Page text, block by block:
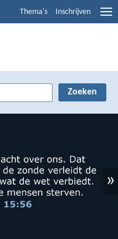
Thema's Inschrijven
»